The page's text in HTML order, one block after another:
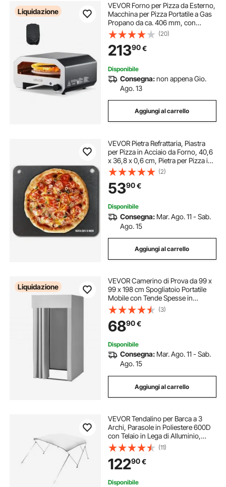
Liquidazione
VEVOR Forno per Pizza da Esterno,
Macchina per Pizza Portatile a Gas
Propano da ca. 406 mm, con
Rotazione Elettrica, Pietra Spessa,
BorsaTrasporto, per Campeggio
all'Aperto in Giardino, Patio
(20)
21390€
Disponibile
Consegna:non appena Gio.
Ago. 13
Aggiungi al carrello
VEVOR Pietra Refrattaria, Piastra
per Pizza in Acciaio da Forno, 40,6
x 36,8 x 0,6 cm, Pietra per Pizza in
Acciaio al Carbonio, Teglia per
Pizza Resistente per Barbecue
all'Aperto, Forno per Interni
(2)
5390€
Disponibile
Consegna: Mar. Ago. 11 - Sab.
Ago. 15
Aggiungi al carrello
Liquidazione
VEVOR Camerino di Prova da 99 x
99 x 198 cm Spogliatoio Portatile
Mobile con Tende Spesse in
Poliestere, Tenda Ombreggiante e
Gancio, per Boutique, Sartorie e
Spazi Esterni, Nero e Grigio-Bianco
(3)
6890€
Disponibile
Consegna: Mar. Ago. 11 - Sab.
Ago. 15
Aggiungi al carrello
VEVOR Tendalino per Barca a 3
Archi, Parasole in Poliestere 600D
con Telaio in Lega di Alluminio,
Tettoia Parasole Impermeabile con
Borsa Portaoggetti, Larghezza 137 a
152 cm Grigio Chiaro
(11)
12290€
Disponibile